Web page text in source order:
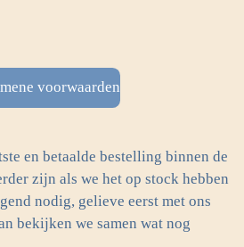
voorwaarden
en betaalde bestelling binnen de
zijn als we het op stock hebben
nodig, gelieve eerst met ons
bekijken we samen wat nog